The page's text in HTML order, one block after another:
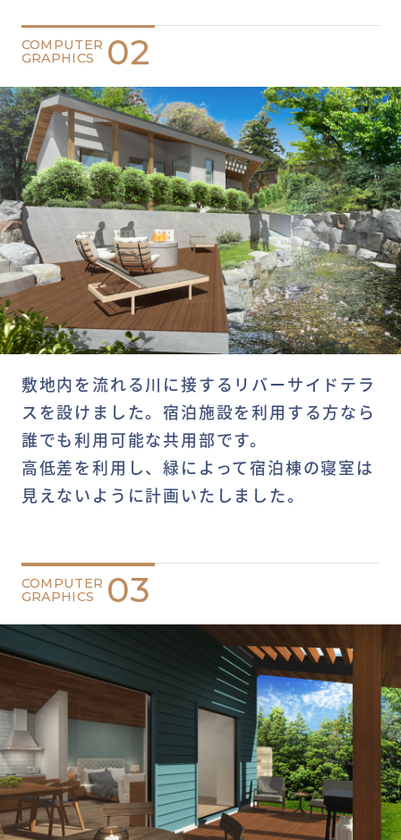
COMPUTER
GRAPHICS
02
敷地内を流れる川に接するリバーサイドテラ
スを設けました。宿泊施設を利用する方なら
誰でも利用可能な共用部です。
高低差を利用し、緑によって宿泊棟の寝室は
見えないように計画いたしました。
COMPUTER
GRAPHICS
03